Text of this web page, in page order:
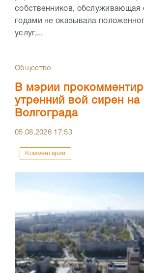
собственников, обслуживающая
годами не оказывала
услуг,...
Общество
В мэрии
утренний вой сирен на
Волгограда
05.08.2026 17:53
Комментарии